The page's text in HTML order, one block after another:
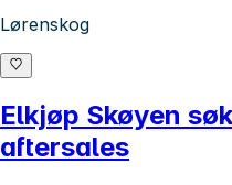
Lørenskog
Elkjøp Skøyen
aftersales